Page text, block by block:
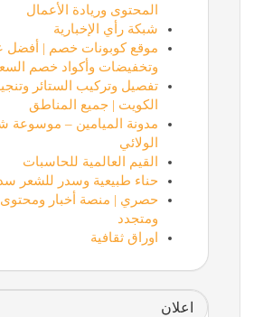
المحتوى وريادة الأعمال
شبكة رأي الإخبارية
موقع كوبونات خصم |
وتخفيضات وأكواد خصم
تفصيل وتركيب الستائر
الكويت | جميع المناطق
مدونة الميامين – موسوعة
الولائي
القيم العالمية للحاسبات
حناء طبيعية وسدر للشعر
حصري | منصة أخبار
ومتجدد
اوراق ثقافية
اعلان